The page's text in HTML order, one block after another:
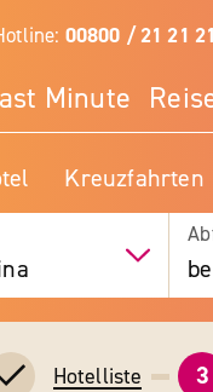
00800 / 21 21
Minute
Kreuzfahrten
Hotelliste 3